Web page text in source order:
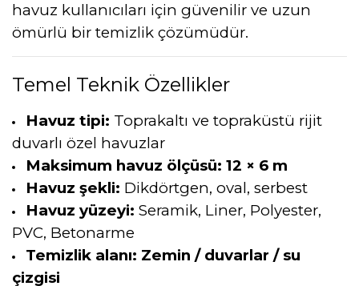
havuz kullanıcıları için güvenilir ve uzun
ömürlü bir temizlik çözümüdür.
Temel Teknik Özellikler
Havuz tipi: Toprakaltı ve topraküstü rijit
duvarlı özel havuzlar
Maksimum havuz ölçüsü: 12 × 6 m
Havuz şekli: Dikdörtgen, oval, serbest
Havuz yüzeyi: Seramik, Liner, Polyester,
PVC, Betonarme
Temizlik alanı: Zemin / duvarlar / su
çizgisi